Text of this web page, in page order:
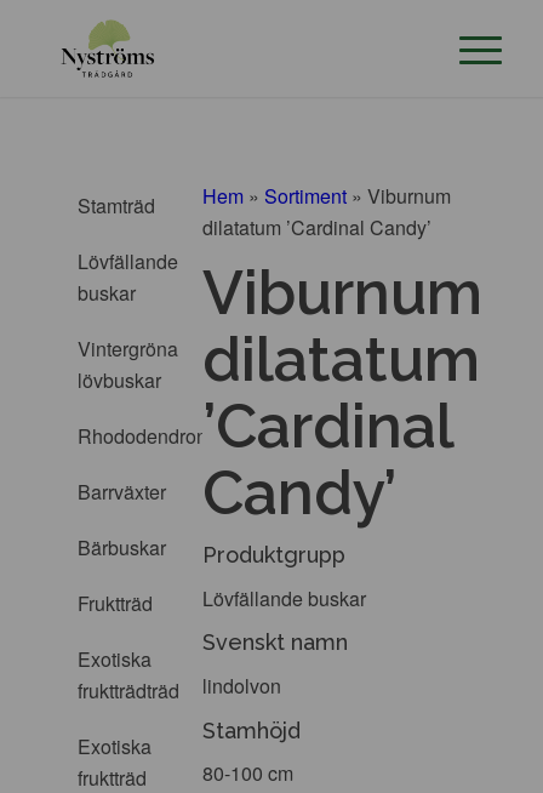
Stamträd
Lövfällande
buskar
Vintergröna
lövbuskar
Rhododendron
Barrväxter
Bärbuskar
Fruktträd
Exotiska
fruktträdträd
Exotiska
fruktträd
Hem » Sortiment »Viburnum
dilatatum ’Cardinal Candy’
Viburnum
dilatatum
’Cardinal
Candy’
Produktgrupp
Lövfällande buskar
Svenskt namn
lindolvon
Stamhöjd
80-100 cm